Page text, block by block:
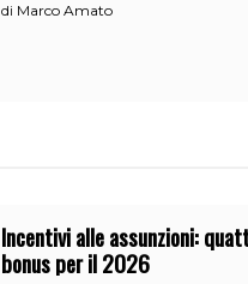
di Marco Amato
Incentivi alle assunzioni:
bonus per il 2026